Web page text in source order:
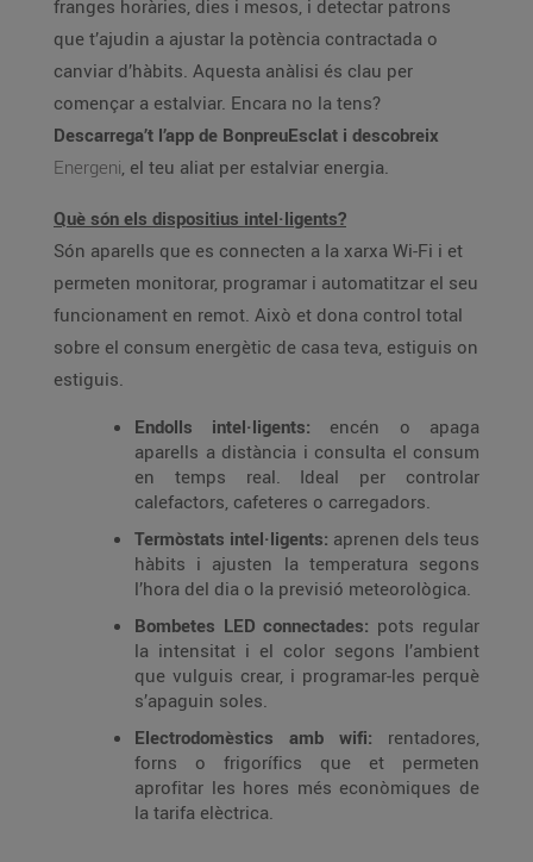
franges horàries, dies i mesos, i detectar patrons
que t’ajudin a ajustar la potència contractada o
canviar d’hàbits. Aquesta anàlisi és clau per
començar a estalviar. Encara no la tens?
Descarrega’t l’app de BonpreuEsclat i descobreix
Energeni, el teu aliat per estalviar energia.
Què són els dispositius intel·ligents?
Són aparells que es connecten a la xarxa Wi-Fi i et
permeten monitorar, programar i automatitzar el seu
funcionament en remot. Això et dona control total
sobre el consum energètic de casa teva, estiguis on
estiguis.
Endolls intel·ligents: encén o apaga
aparells a distància i consulta el consum
en temps real. Ideal per controlar
calefactors, cafeteres o carregadors.
Termòstats intel·ligents: aprenen dels teus
hàbits i ajusten la temperatura segons
l’hora del dia o la previsió meteorològica.
Bombetes LED connectades: pots regular
la intensitat i el color segons l’ambient
que vulguis crear, i programar-les perquè
s’apaguin soles.
Electrodomèstics amb wifi: rentadores,
forns o frigorífics que et permeten
aprofitar les hores més econòmiques de
la tarifa elèctrica.